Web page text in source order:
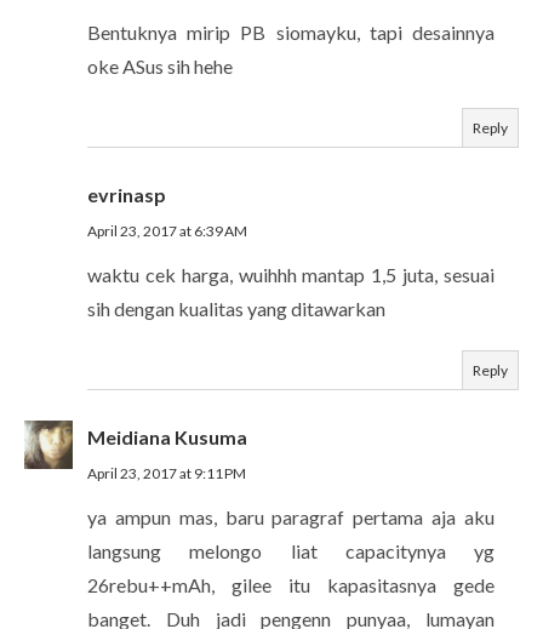
Bentuknya mirip PB siomayku, tapi desainnya
oke ASus sih hehe
Reply
evrinasp
April 23, 2017 at 6:39 AM
waktu cek harga, wuihhh mantap 1,5 juta, sesuai
sih dengan kualitas yang ditawarkan
Reply
Meidiana Kusuma
April 23, 2017 at 9:11 PM
ya ampun mas, baru paragraf pertama aja aku
langsung melongo liat capacitynya yg
26rebu++mAh, gilee itu kapasitasnya gede
banget. Duh jadi pengenn punyaa, lumayan